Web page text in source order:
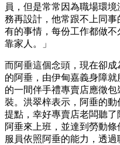
員，但是常常因為職場環
務再設計，他常跟不上同
有的事情，每份工作都做
靠家人。」
而阿垂這個念頭，現在卻
的阿垂，由伊甸嘉義身障
的一間伴手禮專賣店應徵
裝。洪翠梓表示，阿垂的
提點，幸好專賣店老闆聽
阿垂來上班，並達到勞動
服員依照阿垂的能力，透